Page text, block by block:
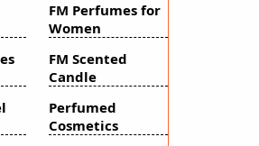
FM Perfumes for
Women
FM Scented
Candle
Perfumed
Cosmetics